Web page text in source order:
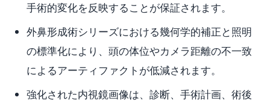
手術的変化を反映することが保証されます。
外鼻形成術シリーズにおける幾何学的補正と照明
の標準化により、頭の体位やカメラ距離の不一致
によるアーティファクトが低減されます。
強化された内視鏡画像は、診断、手術計画、術後